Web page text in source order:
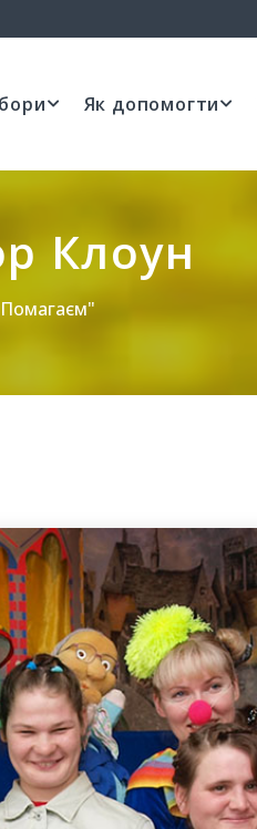
Як допомогти
Клоун